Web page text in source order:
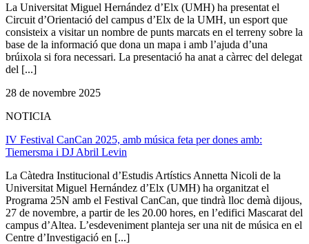
La Universitat Miguel Hernández d’Elx (UMH) ha presentat el
Circuit d’Orientació del campus d’Elx de la UMH, un esport que
consisteix a visitar un nombre de punts marcats en el terreny sobre la
base de la informació que dona un mapa i amb l’ajuda d’una
brúixola si fora necessari. La presentació ha anat a càrrec del delegat
del [...]
28 de novembre 2025
NOTICIA
IV Festival CanCan 2025, amb música feta per dones amb:
Tiemersma i DJ Abril Levin
La Càtedra Institucional d’Estudis Artístics Annetta Nicoli de la
Universitat Miguel Hernández d’Elx (UMH) ha organitzat el
Programa 25N amb el Festival CanCan, que tindrà lloc demà dijous,
27 de novembre, a partir de les 20.00 hores, en l’edifici Mascarat del
campus d’Altea. L’esdeveniment planteja ser una nit de música en el
Centre d’Investigació en [...]